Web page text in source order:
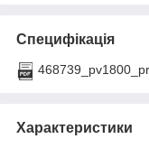
Специфікація
Характеристики